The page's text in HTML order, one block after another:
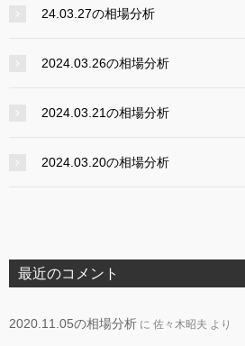
24.03.27の相場分析
2024.03.26の相場分析
2024.03.21の相場分析
2024.03.20の相場分析
最近のコメント
2020.11.05の相場分析 に 佐々木昭夫 より